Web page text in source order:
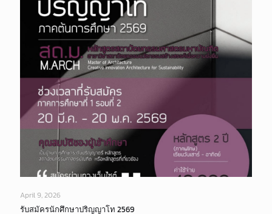
April 9, 2026
รับสมัครนักศึกษาปริญญาโท 2569